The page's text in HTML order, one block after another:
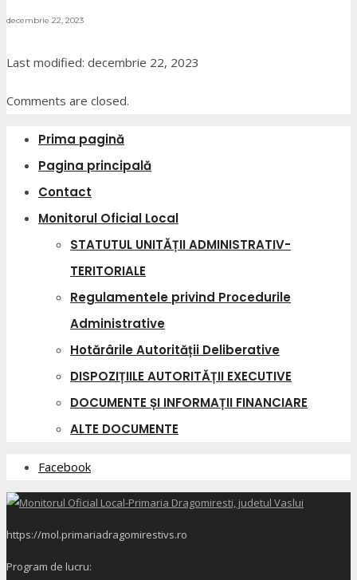
decembrie 22, 2023
Last modified: decembrie 22, 2023
Comments are closed.
Prima pagină
Pagina principală
Contact
Monitorul Oficial Local
STATUTUL UNITĂȚII ADMINISTRATIV-
TERITORIALE
Regulamentele privind Procedurile
Administrative
Hotărârile Autorității Deliberative
DISPOZIȚIILE AUTORITĂȚII EXECUTIVE
DOCUMENTE ȘI INFORMAȚII FINANCIARE
ALTE DOCUMENTE
Facebook
https://mol.primariadragomirestivs.ro
Program de lucru: